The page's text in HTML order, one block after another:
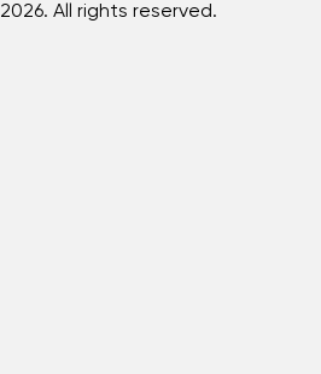
2026. All rights reserved.